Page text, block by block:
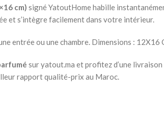
cm) signé YatoutHome habille
et s’intègre facilement dans votre intérieur.
entrée ou une chambre. Dimensions : 12X16
sur yatout.ma et profitez d’une
rapport qualité-prix au Maroc.